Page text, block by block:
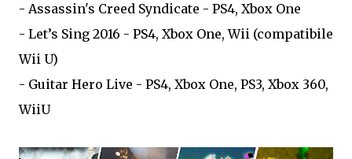
- Assassin's Creed Syndicate - PS4, Xbox One
- Let’s Sing 2016 - PS4, Xbox One, Wii (compatibile
Wii U)
- Guitar Hero Live - PS4, Xbox One, PS3, Xbox 360,
WiiU